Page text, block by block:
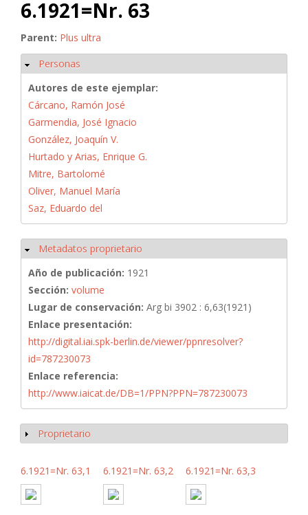
6.1921=Nr. 63
Parent: Plus ultra
Ocultar
Personas
Autores de este ejemplar:
Cárcano, Ramón José
Garmendia, José Ignacio
González, Joaquín V.
Hurtado y Arias, Enrique G.
Mitre, Bartolomé
Oliver, Manuel María
Saz, Eduardo del
Ocultar
Metadatos proprietario
Año de publicación: 1921
Sección: volume
Lugar de conservación: Arg bi 3902 : 6,63(1921)
Enlace presentación:
http://digital.iai.spk-berlin.de/viewer/ppnresolver?
id=787230073
Enlace referencia:
http://www.iaicat.de/DB=1/PPN?PPN=787230073
Mostrar
Proprietario
6.1921=Nr. 63,1 6.1921=Nr. 63,2 6.1921=Nr. 63,3